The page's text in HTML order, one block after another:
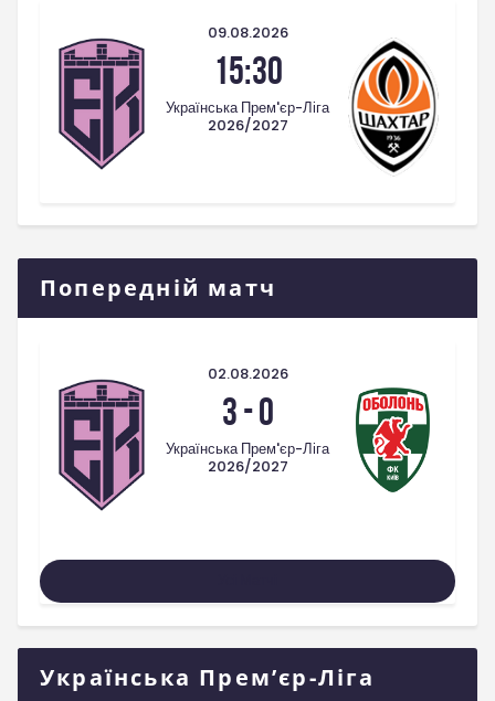
09.08.2026
15:30
Українська Прем'єр-Ліга
2026/2027
Попередній матч
02.08.2026
3-0
Українська Прем'єр-Ліга
2026/2027
Українська Прем’єр-Ліга